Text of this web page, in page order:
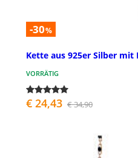
-30%
Kette aus 925er Silber mit
VORRÄTIG
€ 24,43 € 34,90